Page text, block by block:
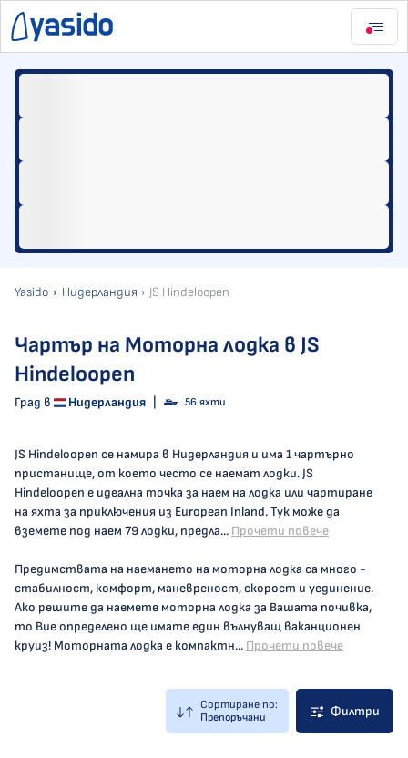
Yasido Нидерландия JS Hindeloopen
Чартър на Моторна лодка в JS
Hindeloopen
Град в Нидерландия 56 яхти
JS Hindeloopen се намира в Нидерландия и има 1 чартърно
пристанище, от което често се наемат лодки. JS
Hindeloopen е идеална точка за наем на лодка или чартиране
на яхта за приключения из European Inland. Тук може да
вземете под наем 79 лодки, предла... Прочети повече
Предимствата на наемането на моторна лодка са много -
стабилност, комфорт, маневреност, скорост и уединение.
Ако решите да наемете моторна лодка за Вашата почивка,
то Вие определено ще имате един вълнуващ ваканционен
круиз! Моторната лодка е компактн... Прочети повече
Сортиране по:
Препоръчани
Филтри